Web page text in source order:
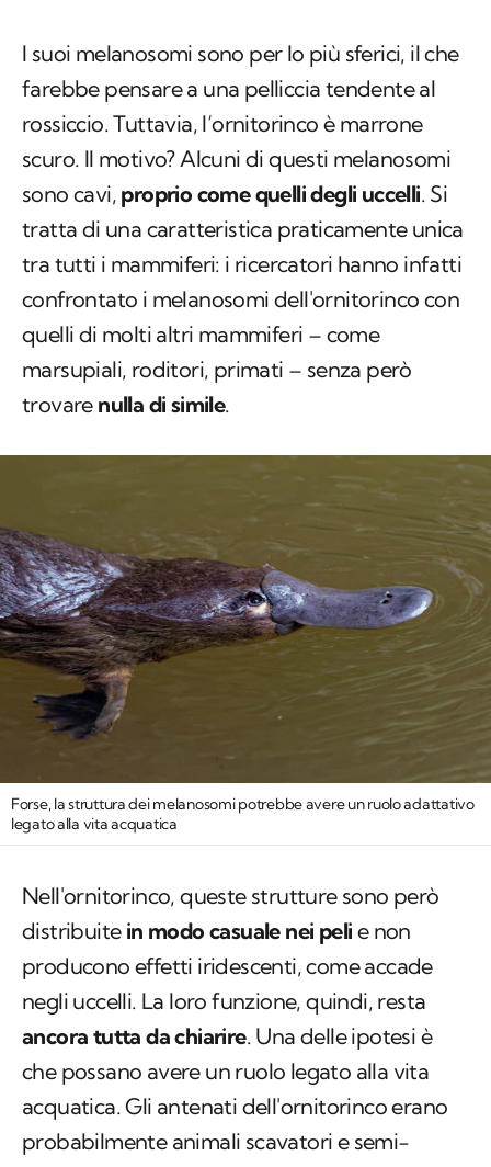
I suoi melanosomi sono per lo più sferici, il che
farebbe pensare a una pelliccia tendente al
rossiccio. Tuttavia, l’ornitorinco è marrone
scuro. Il motivo? Alcuni di questi melanosomi
sono cavi, proprio come quelli degli uccelli. Si
tratta di una caratteristica praticamente unica
tra tutti i mammiferi: i ricercatori hanno infatti
confrontato i melanosomi dell'ornitorinco con
quelli di molti altri mammiferi – come
marsupiali, roditori, primati – senza però
trovare nulla di simile.
Forse, la struttura dei melanosomi potrebbe avere un ruolo adattativo
legato alla vita acquatica
Nell'ornitorinco, queste strutture sono però
distribuite in modo casuale nei peli e non
producono effetti iridescenti, come accade
negli uccelli. La loro funzione, quindi, resta
ancora tutta da chiarire. Una delle ipotesi è
che possano avere un ruolo legato alla vita
acquatica. Gli antenati dell'ornitorinco erano
probabilmente animali scavatori e semi-